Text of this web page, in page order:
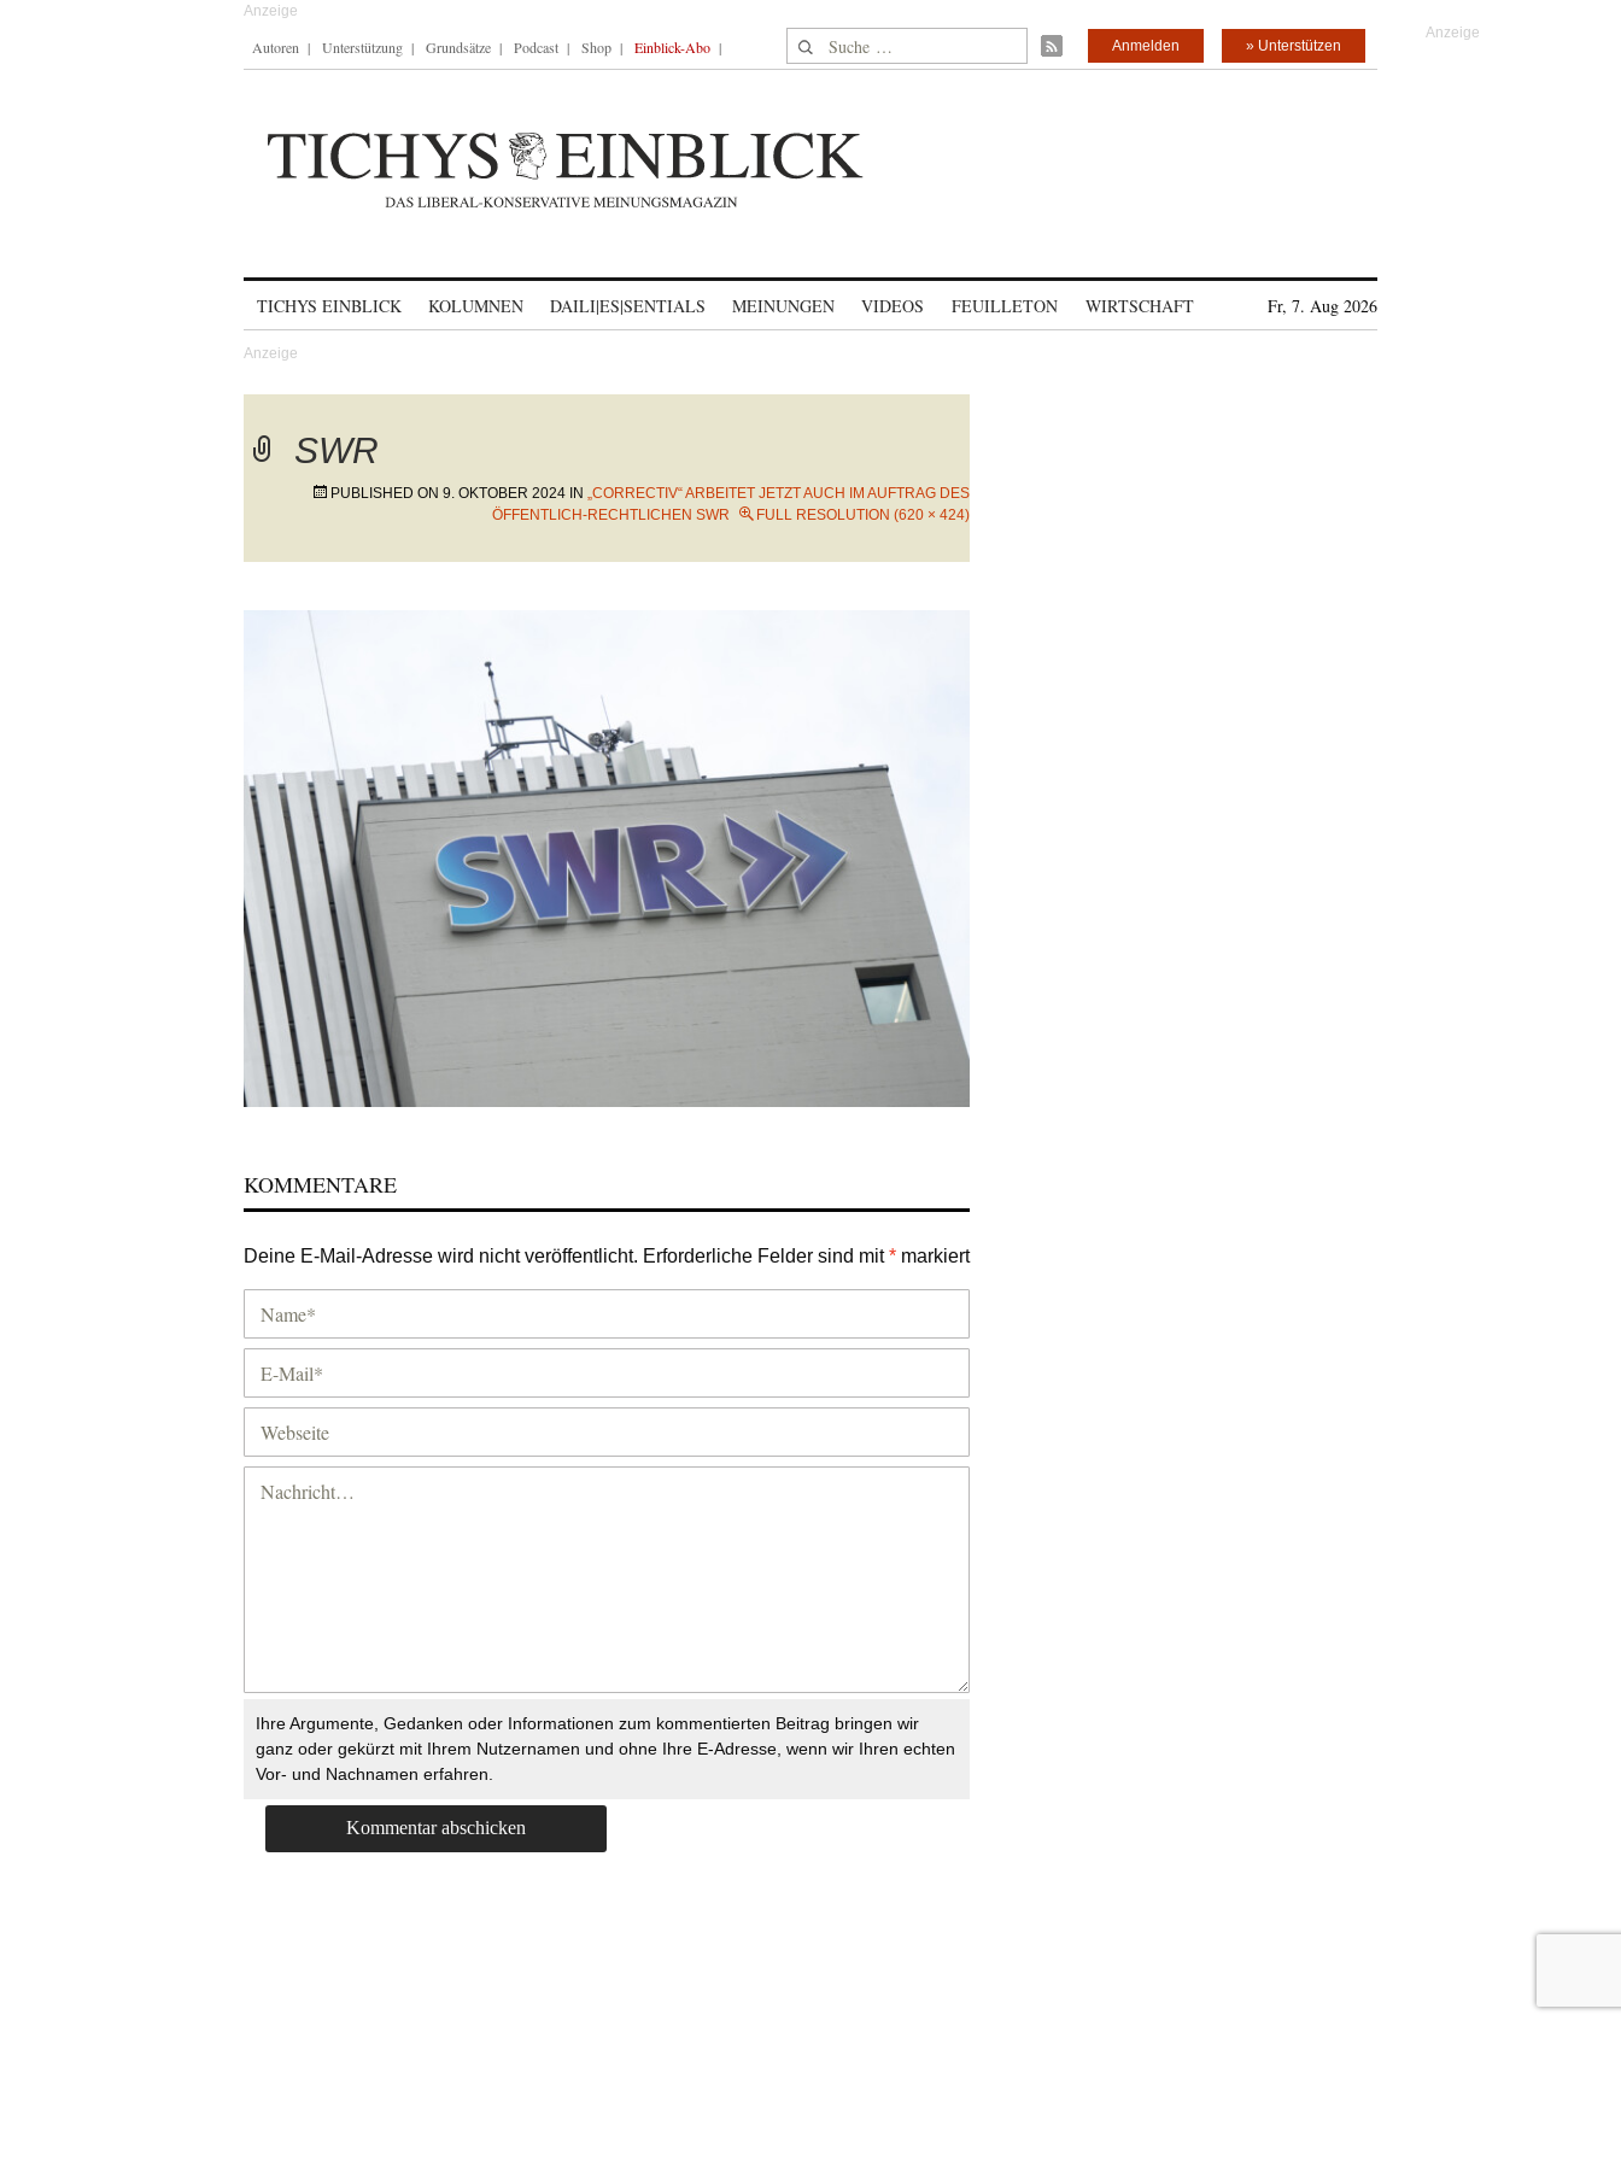
Autoren Unterstützung Grundsätze Podcast Shop Einblick-Abo Suche nach: » Unterstützen
Anmelden
TICHYS EINBLICK KOLUMNEN DAILI|ES|SENTIALS MEINUNGEN VIDEOS FEUILLETON WIRTSCHAFT Fr, 7. Aug 2026
SWR
PUBLISHED ON 9. OKTOBER 2024 IN „CORRECTIV“ ARBEITET JETZT AUCH IM AUFTRAG DES
ÖFFENTLICH-RECHTLICHEN SWR
FULL RESOLUTION (620 × 424)
KOMMENTARE
Deine E-Mail-Adresse wird nicht veröffentlicht. Erforderliche Felder sind mit* markiert
Ihre Argumente, Gedanken oder Informationen zum kommentierten Beitrag bringen wir
ganz oder gekürzt mit Ihrem Nutzernamen und ohne Ihre E-Adresse, wenn wir Ihren echten
Vor- und Nachnamen erfahren.